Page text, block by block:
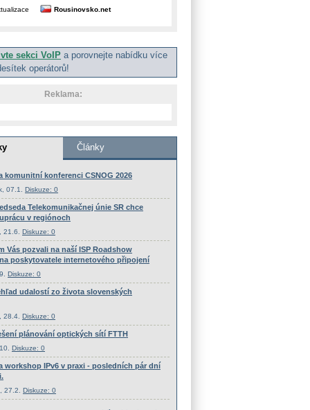
Rousinovsko.net
sekci VoIP a porovnejte nabídku více
operátorů!
Reklama: